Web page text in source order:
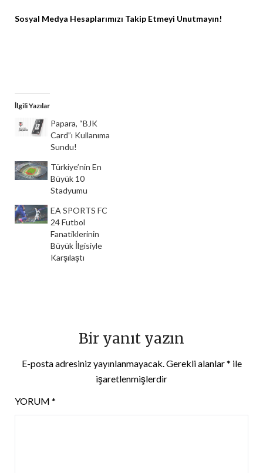
Sosyal Medya Hesaplarımızı Takip Etmeyi Unutmayın!
İlgili Yazılar
Papara, “BJK
Card”ı Kullanıma
Sundu!
Türkiye’nin En
Büyük 10
Stadyumu
EA SPORTS FC
24 Futbol
Fanatiklerinin
Büyük İlgisiyle
Karşılaştı
Bir yanıt yazın
E-posta adresiniz yayınlanmayacak.Gerekli alanlar* ile
işaretlenmişlerdir
YORUM *